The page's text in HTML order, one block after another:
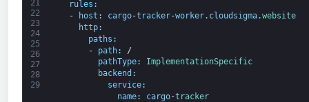
21
22
23
24
25
26
27
28
29
rules :
-
host : cargo-tracker-worker. cloudsigma.website
http:
paths :
-
path:
/
pathType:
ImplementationSpecific
backend :
service:
name: cargo-tracker